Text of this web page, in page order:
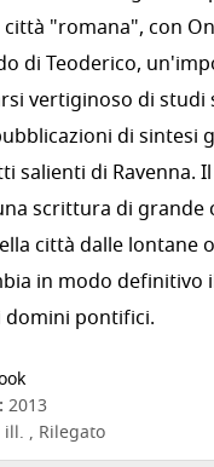
"romana", con
di Teoderico,
vertiginoso di studi
di sintesi
salienti di Ravenna.
scrittura di grande
città dalle lontane
in modo
domini pontifici.
2013
ill. , Rilegato